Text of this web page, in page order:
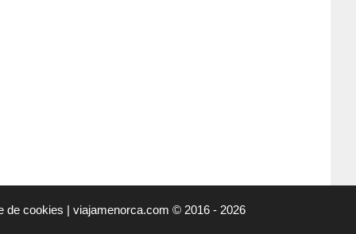
de cookies | viajamenorca.com© 2016 - 2026